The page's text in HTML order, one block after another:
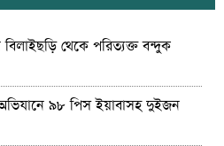
বিলাইছড়ি থেকে পরিত্যক্ত বন্দুক
৯৮ পিস ইয়াবাসহ দুইজন